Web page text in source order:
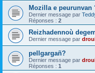
Mozilla e peurunvan
Dernier message par
Réponses : 2
Reizhadennoù
Dernier message par
pellgargañ?
Dernier message par
Réponses : 1